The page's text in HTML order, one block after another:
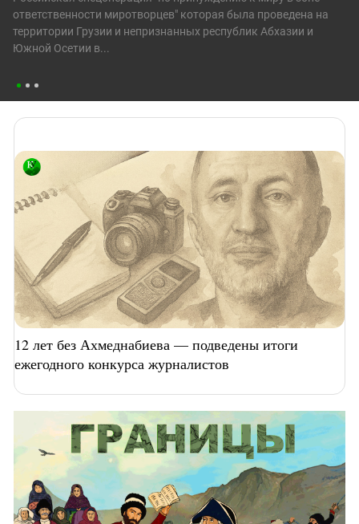
ответственности миротворцев" которая была проведена на
территории Грузии и непризнанных республик Абхазии и
Южной Осетии в...
12 лет без Ахмеднабиева — подведены итоги
ежегодного конкурса журналистов